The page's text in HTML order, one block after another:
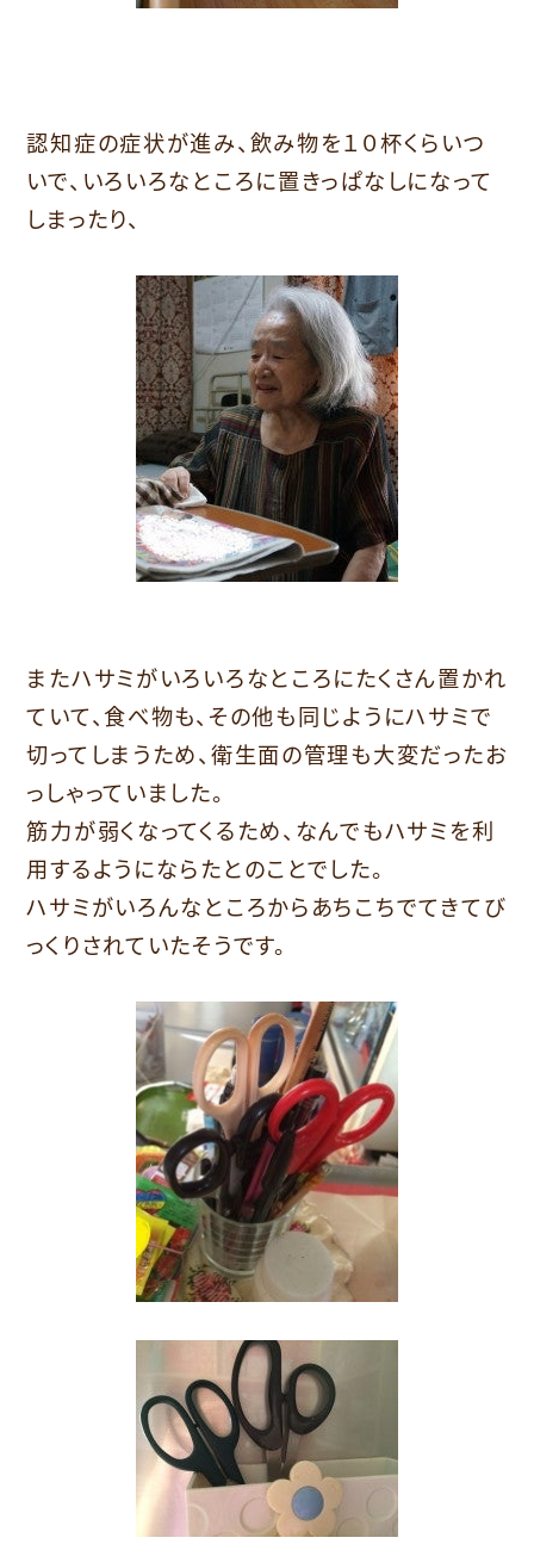
認知症の症状が進み、飲み物を１０杯くらいつ
いで、いろいろなところに置きっぱなしになって
しまったり、
またハサミがいろいろなところにたくさん置かれ
ていて、食べ物も、その他も同じようにハサミで
切ってしまうため、衛生面の管理も大変だったお
っしゃっていました。
筋力が弱くなってくるため、なんでもハサミを利
用するようにならたとのことでした。
ハサミがいろんなところからあちこちでてきてび
っくりされていたそうです。